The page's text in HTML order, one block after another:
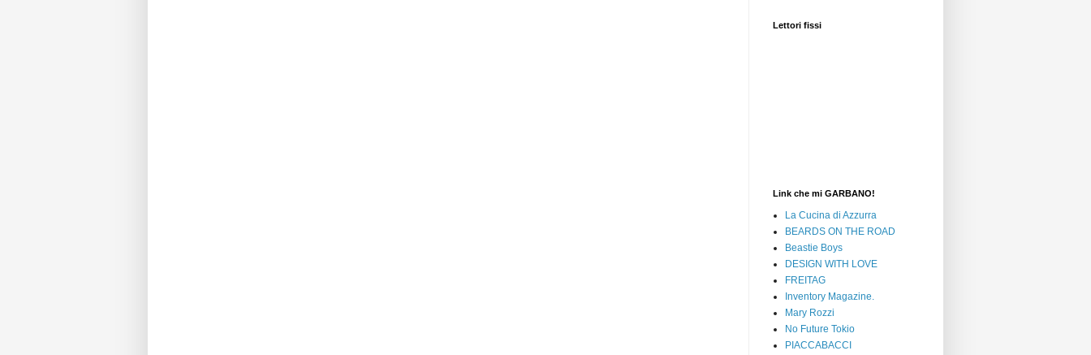
Lettori fissi
Link che mi GARBANO!
La Cucina di Azzurra
BEARDS ON THE ROAD
Beastie Boys
DESIGN WITH LOVE
FREITAG
Inventory Magazine.
Mary Rozzi
No Future Tokio
PIACCABACCI